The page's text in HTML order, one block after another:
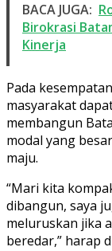
BACA JUGA:
Birokrasi
Kinerja
Pada
masyarakat
membangun
modal yang
maju.
“Mari kita
dibangun, saya
meluruskan jika
beredar,” harap